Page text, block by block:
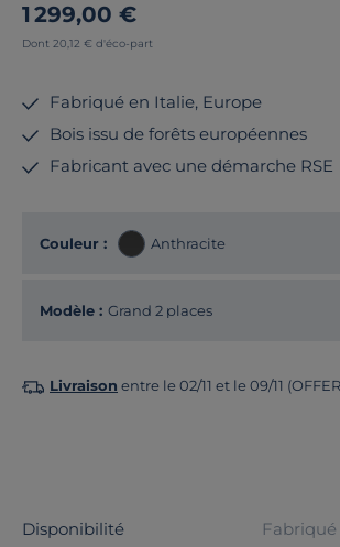
1 299,00 €
Dont 20,12 € d'éco-part
Fabriqué en Italie, Europe
Bois issu de forêts européennes
Fabricant avec une démarche RSE
Couleur : Anthracite
Modèle : Grand 2 places
Livraison entre le 02/11 et le 09/11
Disponibilité